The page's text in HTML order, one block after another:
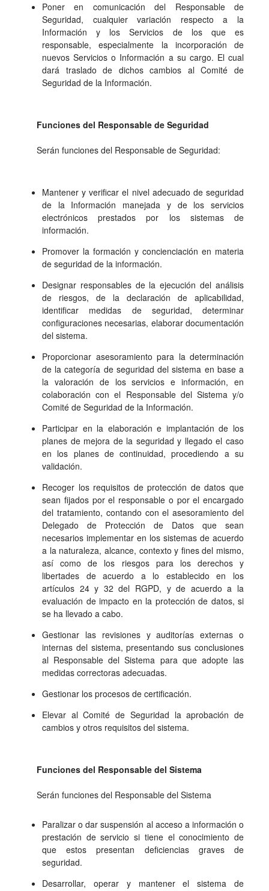
Poner en comunicación del Responsable de
Seguridad, cualquier variación respecto a la
Información y los Servicios de los que es
responsable, especialmente la incorporación de
nuevos Servicios o Información a su cargo. El cual
dará traslado de dichos cambios al Comité de
Seguridad de la Información.
Funciones del Responsable de Seguridad
Serán funciones del Responsable de Seguridad:
Mantener y verificar el nivel adecuado de seguridad
de la Información manejada y de los servicios
electrónicos prestados por los sistemas de
información.
Promover la formación y concienciación en materia
de seguridad de la información.
Designar responsables de la ejecución del análisis
de riesgos, de la declaración de aplicabilidad,
identificar medidas de seguridad, determinar
configuraciones necesarias, elaborar documentación
del sistema.
Proporcionar asesoramiento para la determinación
de la categoría de seguridad del sistema en base a
la valoración de los servicios e información, en
colaboración con el Responsable del Sistema y/o
Comité de Seguridad de la Información.
Participar en la elaboración e implantación de los
planes de mejora de la seguridad y llegado el caso
en los planes de continuidad, procediendo a su
validación.
Recoger los requisitos de protección de datos que
sean fijados por el responsable o por el encargado
del tratamiento, contando con el asesoramiento del
Delegado de Protección de Datos que sean
necesarios implementar en los sistemas de acuerdo
a la naturaleza, alcance, contexto y fines del mismo,
así como de los riesgos para los derechos y
libertades de acuerdo a lo establecido en los
artículos 24 y 32 del RGPD, y de acuerdo a la
evaluación de impacto en la protección de datos, si
se ha llevado a cabo.
Gestionar las revisiones y auditorías externas o
internas del sistema, presentando sus conclusiones
al Responsable del Sistema para que adopte las
medidas correctoras adecuadas.
Gestionar los procesos de certificación.
Elevar al Comité de Seguridad la aprobación de
cambios y otros requisitos del sistema.
Funciones del Responsable del Sistema
Serán funciones del Responsable del Sistema
Paralizar o dar suspensión al acceso a información o
prestación de servicio si tiene el conocimiento de
que estos presentan deficiencias graves de
seguridad.
Desarrollar, operar y mantener el sistema de